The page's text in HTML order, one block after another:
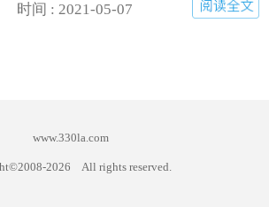
时间 : 2021-05-07
www.330la.com
2026 All rights reserved.